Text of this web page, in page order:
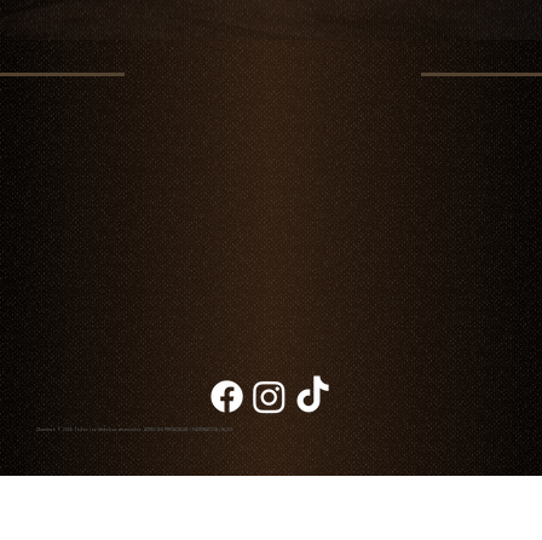
Chambao: Restaurante con Kobe Beef en
México
Chambao © 2026. Todos los derechos reservados AVISO DE PRIVACIDAD FACTURACIÓN BLOG